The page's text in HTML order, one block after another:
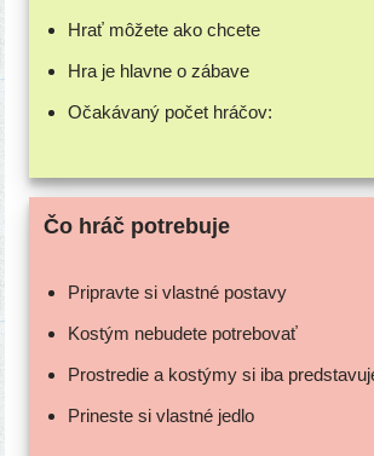
Hrať môže­te ako chcete
Hra je hlav­ne o zábave
Očakávaný počet hráčov:
Čo hráč potrebuje
Pripravte si vlast­né postavy
Kostým nebu­de­te potrebovať
Prostredie a kos­tý­my si iba
Prineste si vlast­né jedlo